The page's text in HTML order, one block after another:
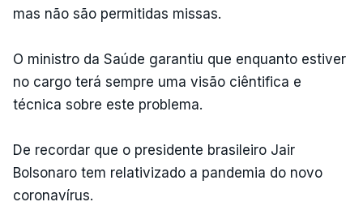
mas não são permitidas missas.
O ministro da Saúde garantiu que enquanto estiver
no cargo terá sempre uma visão ciêntifica e
técnica sobre este problema.
De recordar que o presidente brasileiro Jair
Bolsonaro tem relativizado a pandemia do novo
coronavírus.